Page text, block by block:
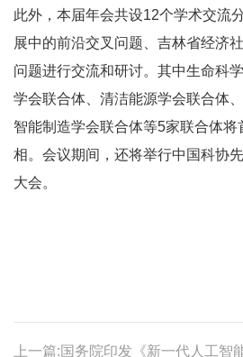
此外，本届年会共设12个学术交流
展中的前沿交叉问题、吉林省经济
问题进行交流和研讨。其中生命科
学会联合体、清洁能源学会联合体
智能制造学会联合体等5家联合体
相。会议期间，还将举行中国科协
大会。
上一篇:国务院印发《新一代人工智